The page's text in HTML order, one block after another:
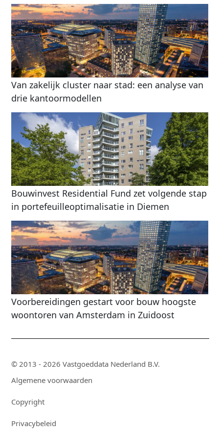
Van zakelijk cluster naar stad: een analyse van
drie kantoormodellen
Bouwinvest Residential Fund zet volgende stap
in portefeuilleoptimalisatie in Diemen
Voorbereidingen gestart voor bouw hoogste
woontoren van Amsterdam in Zuidoost
© 2013 - 2026 Vastgoeddata Nederland B.V.
Algemene voorwaarden
Copyright
Privacybeleid